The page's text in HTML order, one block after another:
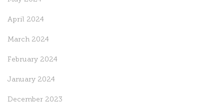
April 2024
March 2024
February 2024
January 2024
December 2023